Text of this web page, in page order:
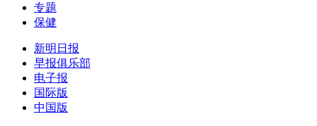
专题
保健
新明日报
早报俱乐部
电子报
国际版
中国版